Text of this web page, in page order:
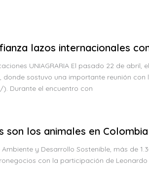
lazos internacionales
UNIAGRARIA El pasado 22 de
donde sostuvo una importante reunión
Durante el encuentro con
son los animales en
Ambiente y Desarrollo Sostenible, más de
con la participación de